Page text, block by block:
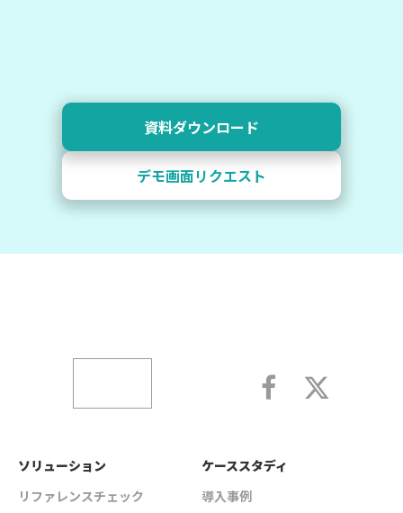
デモ画面リクエスト
資料ダウンロード
ソリューション
リファレンスチェック
ケーススタディ
導入事例